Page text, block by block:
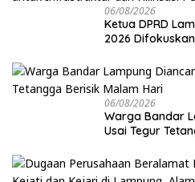
06/08/2026
Ketua DPRD
2026
06/08/2026
Warga Bandar
Usai Tegur